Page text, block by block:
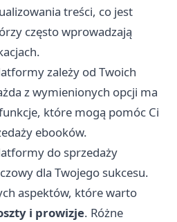
treści, co jest
często wprowadzają
zależy od Twoich
z wymienionych opcji ma
które mogą pomóc Ci
ebooków.
do sprzedaży
dla Twojego sukcesu.
aspektów, które warto
i prowizje. Różne